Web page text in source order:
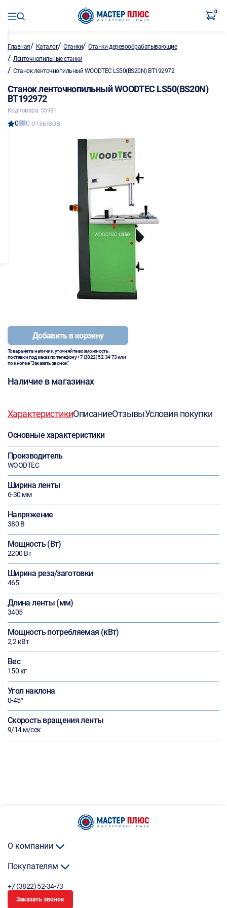
0
Главная/ Каталог/Станки/Станки деревообрабатывающие
/ Ленточнопильные станки
/ Станок ленточнопильный WOODTEC LS50(BS20N) BT192972
Станок ленточнопильный WOODTEC LS50(BS20N)
BT192972
Код товара: 55981
0 0 отзывов
Добавить в корзину
Товара нет в наличии, уточняйте возможность
поставки под заказ по телефону+7 (3822) 52-34-73или
по кнопке "Заказать звонок"
Наличие в магазинах
ХарактеристикиОписаниеОтзывыУсловия покупки
Основные характеристики
Производитель
WOODTEC
Ширина ленты
6-30 мм
Напряжение
380 В
Мощность (Вт)
2200 Вт
Ширина реза/заготовки
465
Длина ленты (мм)
3405
Мощность потребляемая (кВт)
2,2 кВт
Вес
150 кг
Угол наклона
0-45°
Скорость вращения ленты
9/14 м/сек
О компании
Покупателям
+7 (3822) 52-34-73
Заказать звонок